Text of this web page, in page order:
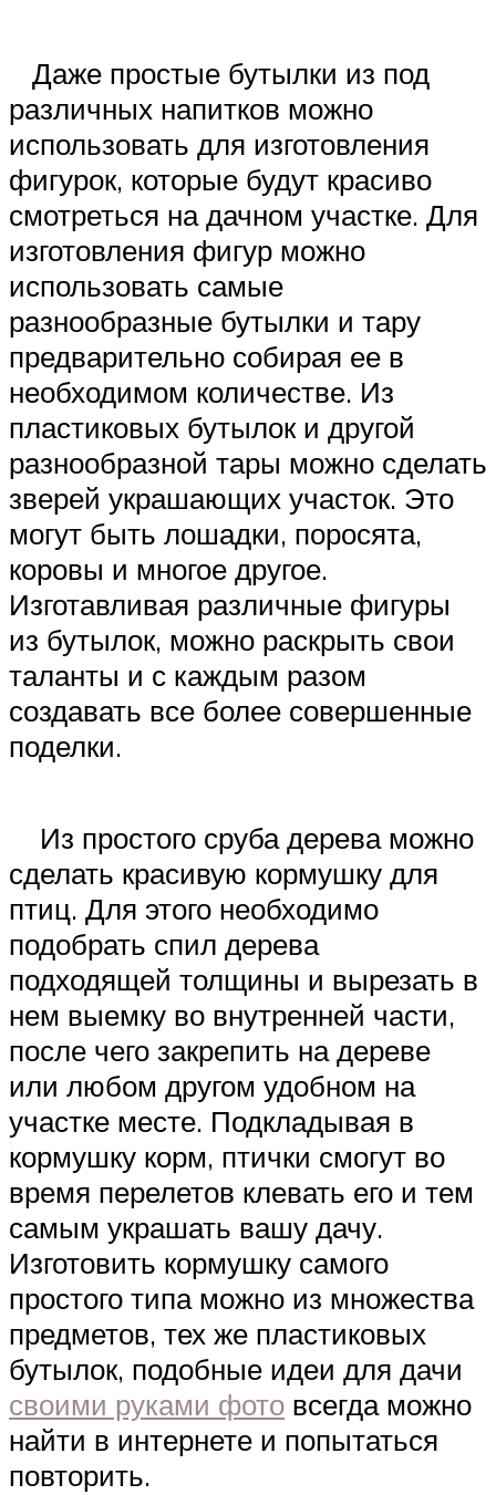
Даже простые бутылки из под
различных напитков можно
использовать для изготовления
фигурок, которые будут красиво
смотреться на дачном участке. Для
изготовления фигур можно
использовать самые
разнообразные бутылки и тару
предварительно собирая ее в
необходимом количестве. Из
пластиковых бутылок и другой
разнообразной тары можно сделать
зверей украшающих участок. Это
могут быть лошадки, поросята,
коровы и многое другое.
Изготавливая различные фигуры
из бутылок, можно раскрыть свои
таланты и с каждым разом
создавать все более совершенные
поделки.
Из простого сруба дерева можно
сделать красивую кормушку для
птиц. Для этого необходимо
подобрать спил дерева
подходящей толщины и вырезать в
нем выемку во внутренней части,
после чего закрепить на дереве
или любом другом удобном на
участке месте. Подкладывая в
кормушку корм, птички смогут во
время перелетов клевать его и тем
самым украшать вашу дачу.
Изготовить кормушку самого
простого типа можно из множества
предметов, тех же пластиковых
бутылок, подобные идеи для дачи
своими руками фото всегда можно
найти в интернете и попытаться
повторить.